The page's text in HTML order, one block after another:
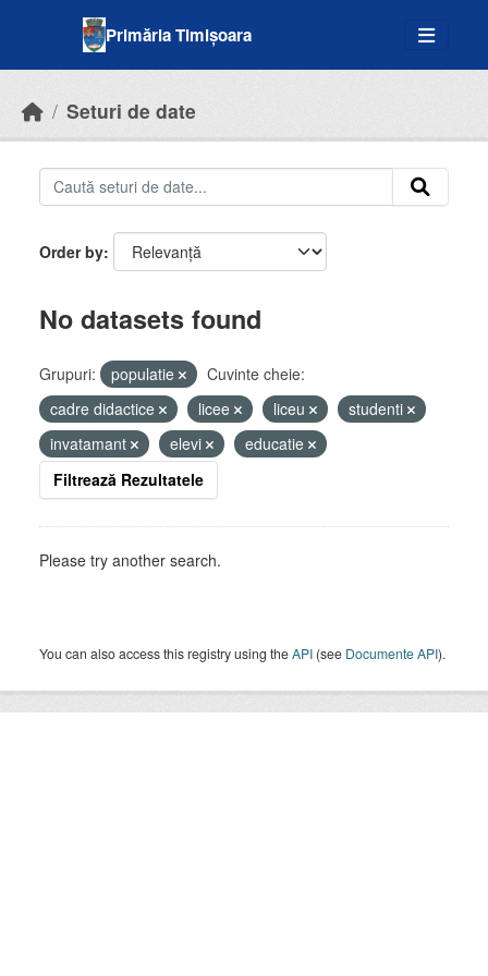
Primăria Timișoara
Seturi de date
Order by
No datasets found
Grupuri: populatie
Cuvinte cheie:
cadre didactice
licee liceu
studenti
invatamant
elevi
educatie
Filtrează Rezultatele
Please try another search.
You can also access this registry using theAPI (see Documente API).